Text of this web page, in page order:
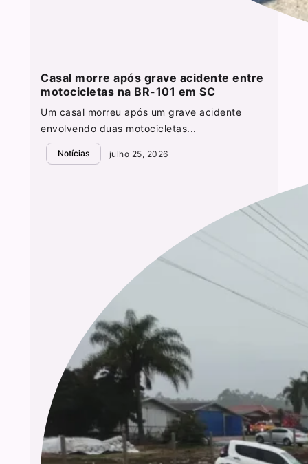
Casal morre após grave acidente entre
motocicletas na BR-101 em SC
Um casal morreu após um grave acidente
envolvendo duas motocicletas...
Notícias julho 25, 2026